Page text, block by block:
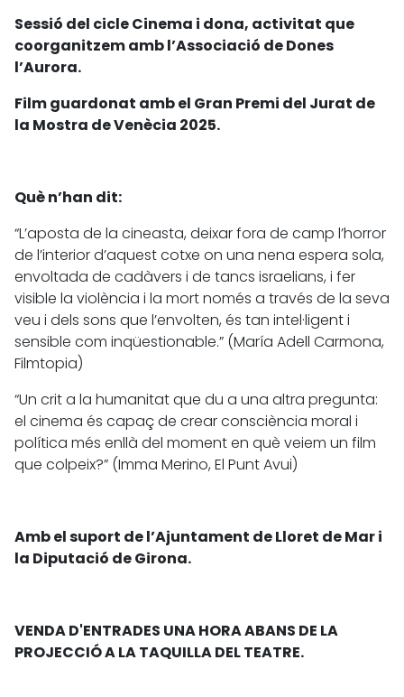
Sessió del cicle Cinema i dona, activitat que
coorganitzem amb l’Associació de Dones
l’Aurora.
Film guardonat amb el Gran Premi del Jurat de
la Mostra de Venècia 2025.
Què n’han dit:
“L’aposta de la cineasta, deixar fora de camp l’horror
de l’interior d’aquest cotxe on una nena espera sola,
envoltada de cadàvers i de tancs israelians, i fer
visible la violència i la mort només a través de la seva
veu i dels sons que l’envolten, és tan intel·ligent i
sensible com inqüestionable.” (María Adell Carmona,
Filmtopia)
“Un crit a la humanitat que du a una altra pregunta:
el cinema és capaç de crear consciència moral i
política més enllà del moment en què veiem un film
que colpeix?” (Imma Merino, El Punt Avui)
Amb el suport de l’Ajuntament de Lloret de Mar i
la Diputació de Girona.
VENDA D'ENTRADES UNA HORA ABANS DE LA
PROJECCIÓ A LA TAQUILLA DEL TEATRE.